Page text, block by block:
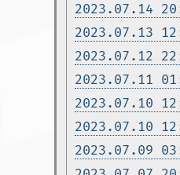
2023.07.14
2023.07.13
2023.07.12
2023.07.11
2023.07.10
2023.07.10
2023.07.09